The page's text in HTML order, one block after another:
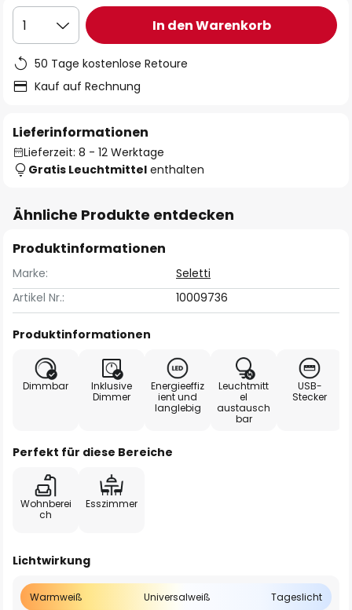
1 In den Warenkorb
50 Tage kostenlose Retoure
Kauf auf Rechnung
Lieferinformationen
Lieferzeit: 8 - 12 Werktage
Gratis Leuchtmittel enthalten
Ähnliche Produkte entdecken
Produktinformationen
Marke:
Seletti
Artikel Nr.:
10009736
Produktinformationen
Dimmbar
Inklusive
Dimmer
Energieeffiz
ient und
langlebig
Leuchtmitt
el
austausch
bar
USB-
Stecker
Perfekt für diese Bereiche
Wohnberei
ch
Esszimmer
Lichtwirkung
Warmweiß Universalweiß Tageslicht